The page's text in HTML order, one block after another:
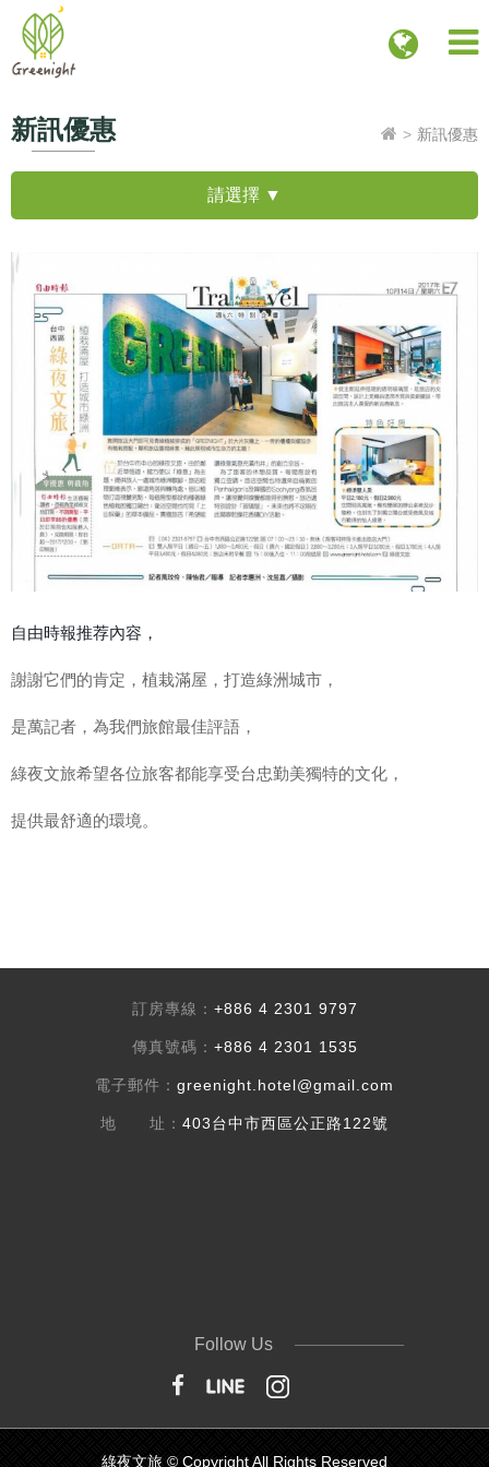
新訊優惠 新訊優惠
自由時報推荐內容，
謝謝它們的肯定，植栽滿屋，打造綠洲城市，
是萬記者，為我們旅館最佳評語，
綠夜文旅希望各位旅客都能享受台忠勤美獨特的文化，
提供最舒適的環境。
訂房專線： +886 4 2301 9797
傳真號碼： +886 4 2301 1535
電子郵件： greenight.hotel@gmail.com
地 址： 403台中市西區公正路122號
Follow Us
綠夜文旅 © Copyright All Rights Reserved